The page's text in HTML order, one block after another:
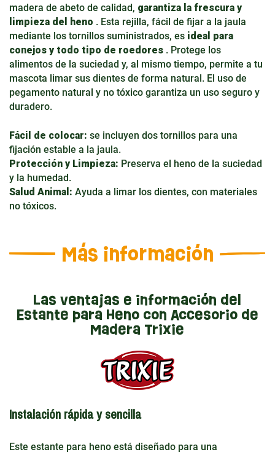
madera de abeto de calidad, garantiza la frescura y
limpieza del heno . Esta rejilla, fácil de fijar a la jaula
mediante los tornillos suministrados, es ideal para
conejos y todo tipo de roedores . Protege los
alimentos de la suciedad y, al mismo tiempo, permite a tu
mascota limar sus dientes de forma natural. El uso de
pegamento natural y no tóxico garantiza un uso seguro y
duradero.
Fácil de colocar: se incluyen dos tornillos para una
fijación estable a la jaula.
Protección y Limpieza: Preserva el heno de la suciedad
y la humedad.
Salud Animal: Ayuda a limar los dientes, con materiales
no tóxicos.
Más información
Las ventajas e información del
Estante para Heno con Accesorio de
Madera Trixie
Instalación rápida y sencilla
Este estante para heno está diseñado para una